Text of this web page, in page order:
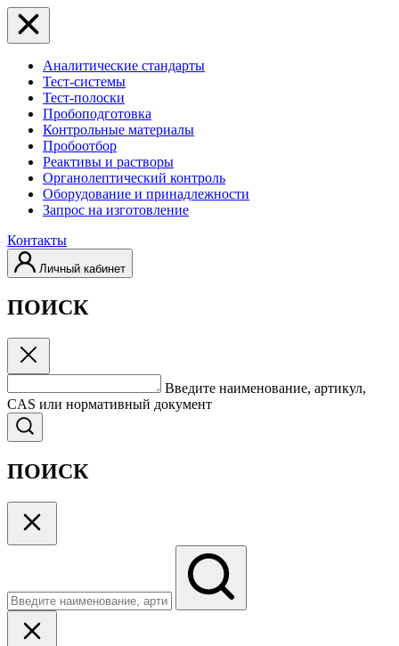
Аналитические стандарты
Тест-системы
Тест-полоски
Пробоподготовка
Контрольные материалы
Пробоотбор
Реактивы и растворы
Органолептический контроль
Оборудование и принадлежности
Запрос на изготовление
Контакты
Личный кабинет
ПОИСК
Введите наименование, артикул,
CAS или нормативный документ
ПОИСК